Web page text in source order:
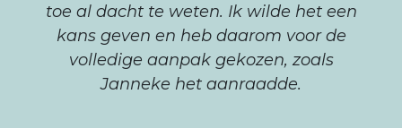
toe al dacht te weten. Ik wilde het een
kans geven en heb daarom voor de
volledige aanpak gekozen, zoals
Janneke het aanraadde.